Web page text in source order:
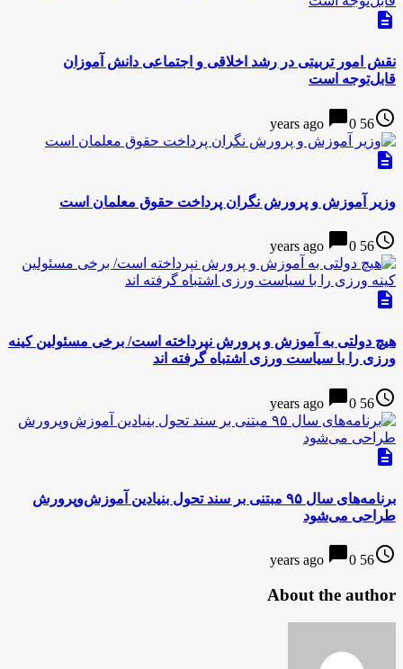
description
نقش امور تربیتی در رشد اخلاقی و اجتماعی دانش آموزان
قابل‌توجه است
access_time
56 years ago
chat_bubble0
description
وزیر آموزش و پرورش نگران پرداخت حقوق معلمان است
access_time
56 years ago
chat_bubble0
description
هیچ دولتی به آموزش و پرورش نپرداخته است/ برخی مسئولین کینه
ورزی را با سیاست ورزی اشتباه گرفته اند
access_time
56 years ago
chat_bubble0
description
برنامه‌های سال ۹۵ مبتنی بر سند تحول بنیادین آموزش‌وپرورش
طراحی می‌شود
access_time
56 years ago
chat_bubble0
About the author